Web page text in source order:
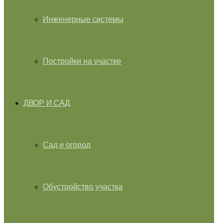
Инженерные системы
Постройки на участке
ДВОР И САД
Сад и огород
Обустройство участка